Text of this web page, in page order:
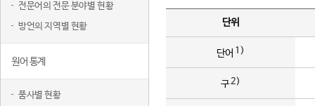
전문어의 전문 분야별 현황
방언의 지역별 현황
원어 통계
품사별 현황
단위
단어 1)
구2)